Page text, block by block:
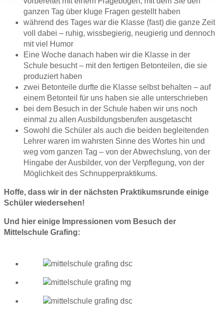
ganzen Tag über kluge Fragen gestellt haben
während des Tages war die Klasse (fast) die ganze Zeit
voll dabei – ruhig, wissbegierig, neugierig und dennoch
mit viel Humor
Eine Woche danach haben wir die Klasse in der
Schule besucht – mit den fertigen Betonteilen, die sie
produziert haben
zwei Betonteile durfte die Klasse selbst behalten – auf
einem Betonteil für uns haben sie alle unterschrieben
bei dem Besuch in der Schule haben wir uns noch
einmal zu allen Ausbildungsberufen ausgetascht
Sowohl die Schüler als auch die beiden begleitenden
Lehrer waren im wahrsten Sinne des Wortes hin und
weg vom ganzen Tag – von der Abwechslung, von der
Hingabe der Ausbilder, von der Verpflegung, von der
Möglichkeit des Schnupperpraktikums.
Hoffe, dass wir in der nächsten Praktikumsrunde einige
Schüler wiedersehen!
Und hier einige Impressionen vom Besuch der
Mittelschule Grafing: